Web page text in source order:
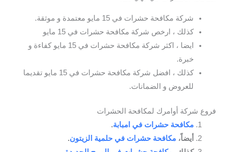
شركة مكافحة حشرات في 15 مايو معتمدة و موثقة.
كذلك ، ارخص شركة مكافحة حشرات في 15 مايو
ايضا ، اكثر شركة مكافحة حشرات في 15 مايو كفاءة و
خبرة.
كذلك ، افضل شركة مكافحة حشرات في 15 مايو تقديما
للعروض و الضمانات.
فروع شركة أوامرك لمكافحة الحشرات
مكافحة حشرات في امبابة.
أيضاً، مكافحة حشرات في حلمية الزيتون.